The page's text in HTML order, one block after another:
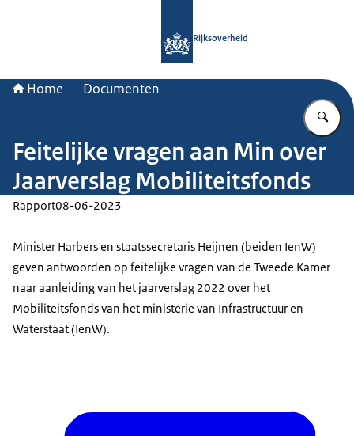
Rijksoverheid
Home Documenten
Feitelijke vragen aan Min over
Jaarverslag Mobiliteitsfonds
Rapport08-06-2023
Minister Harbers en staatssecretaris Heijnen (beiden IenW)
geven antwoorden op feitelijke vragen van de Tweede Kamer
naar aanleiding van het jaarverslag 2022 over het
Mobiliteitsfonds van het ministerie van Infrastructuur en
Waterstaat (IenW).